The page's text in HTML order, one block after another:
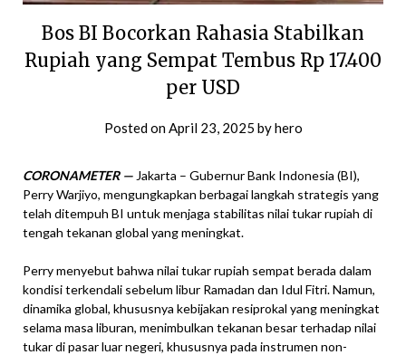
Bos BI Bocorkan Rahasia Stabilkan
Rupiah yang Sempat Tembus Rp 17.400
per USD
Posted onApril 23, 2025 byhero
CORONAMETER — Jakarta – Gubernur Bank Indonesia (BI),
Perry Warjiyo, mengungkapkan berbagai langkah strategis yang
telah ditempuh BI untuk menjaga stabilitas nilai tukar rupiah di
tengah tekanan global yang meningkat.
Perry menyebut bahwa nilai tukar rupiah sempat berada dalam
kondisi terkendali sebelum libur Ramadan dan Idul Fitri. Namun,
dinamika global, khususnya kebijakan resiprokal yang meningkat
selama masa liburan, menimbulkan tekanan besar terhadap nilai
tukar di pasar luar negeri, khususnya pada instrumen non-